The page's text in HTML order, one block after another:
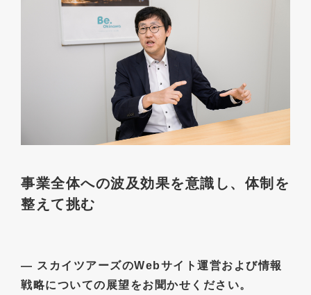
事業全体への波及効果を意識し、体制を
整えて挑む
― スカイツアーズのWebサイト運営および情報
戦略についての展望をお聞かせください。